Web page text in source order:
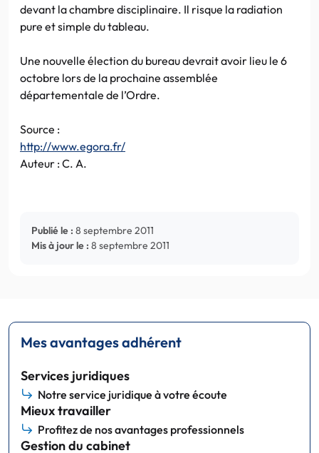
devant la chambre disciplinaire. Il risque la radiation
pure et simple du tableau.
Une nouvelle élection du bureau devrait avoir lieu le 6
octobre lors de la prochaine assemblée
départementale de l’Ordre.
Source :
http://www.egora.fr/
Auteur : C. A.
Publié le : 8 septembre 2011
Mis à jour le : 8 septembre 2011
Mes avantages adhérent
Services juridiques
Notre service juridique à votre écoute
Mieux travailler
Profitez de nos avantages professionnels
Gestion du cabinet